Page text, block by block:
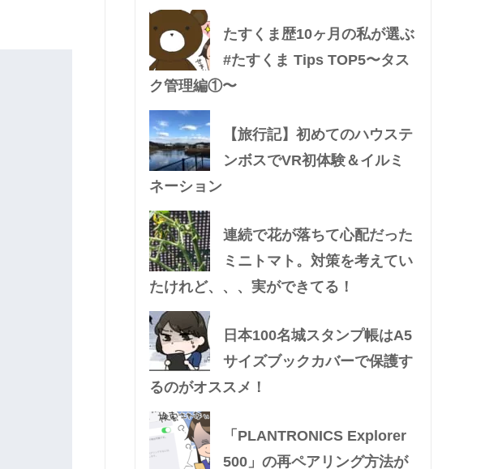
たすくま歴10ヶ月の私が選ぶ
#たすくま Tips TOP5〜タス
ク管理編①〜
【旅行記】初めてのハウステ
ンボスでVR初体験＆イルミ
ネーション
連続で花が落ちて心配だった
ミニトマト。対策を考えてい
たけれど、、、実ができてる！
日本100名城スタンプ帳はA5
サイズブックカバーで保護す
るのがオススメ！
「PLANTRONICS Explorer
500」の再ペアリング方法が